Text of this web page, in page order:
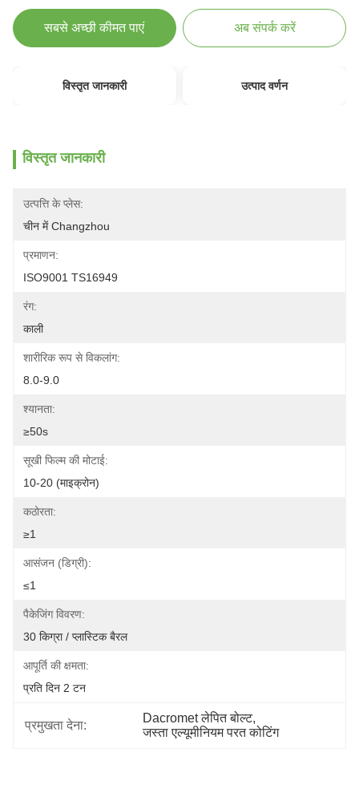
सबसे अच्छी कीमत पाएं अब संपर्क करें
विस्तृत जानकारी उत्पाद वर्णन
विस्तृत जानकारी
उत्पत्ति के प्लेस:
चीन में Changzhou
प्रमाणन:
ISO9001 TS16949
रंग:
काली
शारीरिक रूप से विकलांग:
8.0-9.0
श्यानता:
≥50s
सूखी फिल्म की मोटाई:
10-20 (माइक्रोन)
कठोरता:
≥1
आसंजन (डिग्री):
≤1
पैकेजिंग विवरण:
30 किग्रा / प्लास्टिक बैरल
आपूर्ति की क्षमता:
प्रति दिन 2 टन
प्रमुखता देना:
Dacromet लेपित बोल्ट,
जस्ता एल्यूमीनियम परत कोटिंग